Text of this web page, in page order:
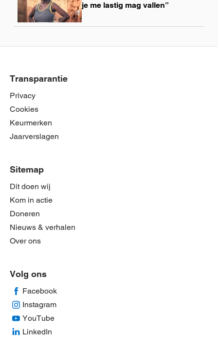
je me lastig mag vallen”
Transparantie
Privacy
Cookies
Keurmerken
Jaarverslagen
Sitemap
Dit doen wij
Kom in actie
Doneren
Nieuws & verhalen
Over ons
Volg ons
Facebook
Instagram
YouTube
LinkedIn